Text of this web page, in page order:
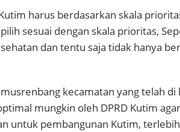
harus berdasarkan skala
sesuai dengan skala prioritas,
dan tentu saja tidak hanya
kecamatan yang telah di
mungkin oleh DPRD Kutim
untuk pembangunan Kutim,